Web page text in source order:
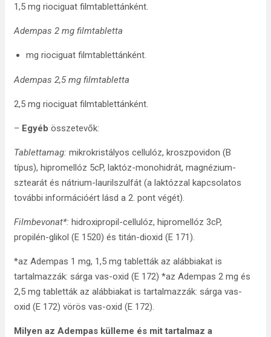
1,5 mg riociguat filmtablettánként.
Adempas 2 mg filmtabletta
mg riociguat filmtablettánként.
Adempas 2,5 mg filmtabletta
2,5 mg riociguat filmtablettánként.
– Egyéb összetevők:
Tablettamag: mikrokristályos cellulóz, kroszpovidon (B
típus), hipromellóz 5cP, laktóz-monohidrát, magnézium-
sztearát és nátrium-laurilszulfát (a laktózzal kapcsolatos
további információért lásd a 2. pont végét).
Filmbevonat*: hidroxipropil-cellulóz, hipromellóz 3cP,
propilén-glikol (E 1520) és titán-dioxid (E 171).
*az Adempas 1 mg, 1,5 mg tabletták az alábbiakat is
tartalmazzák: sárga vas-oxid (E 172) *az Adempas 2 mg és
2,5 mg tabletták az alábbiakat is tartalmazzák: sárga vas-
oxid (E 172) vörös vas-oxid (E 172).
Milyen az Adempas külleme és mit tartalmaz a